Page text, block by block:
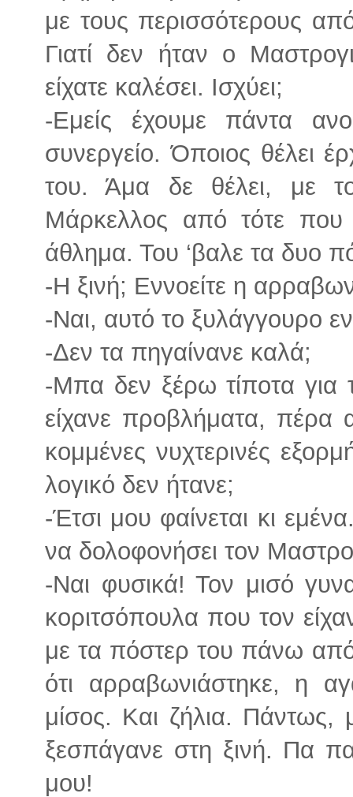
με τους περισσότερους
Γιατί δεν ήταν ο
είχατε καλέσει. Ισχύει;
-Εμείς έχουμε πάντα
συνεργείο. Όποιος θέλει
του. Άμα δε θέλει, με το
Μάρκελλος από τότε που
άθλημα. Του ‘βαλε τα δυο
-Η ξινή; Εννοείτε η
-Ναι, αυτό το ξυλάγγουρο
-Δεν τα πηγαίνανε καλά;
-Μπα δεν ξέρω τίποτα για
είχανε προβλήματα, πέρα
κομμένες νυχτερινές
λογικό δεν ήτανε;
-Έτσι μου φαίνεται κι
να δολοφονήσει τον
-Ναι φυσικά! Τον μισό
κοριτσόπουλα που τον
με τα πόστερ του πάνω από
ότι αρραβωνιάστηκε, η
μίσος. Και ζήλια.
ξεσπάγανε στη ξινή. Πα
μου!